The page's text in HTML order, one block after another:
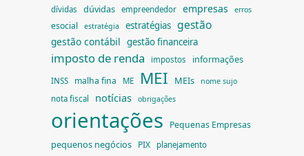
dívidas dúvidas empreendedor empresas erros
esocial estratégia estratégias gestão
gestão contábil gestão financeira
imposto de renda impostos informações
INSS malha fina ME MEI MEIs nome sujo
nota fiscal notícias obrigações
orientações Pequenas Empresas
pequenos negócios PIX planejamento